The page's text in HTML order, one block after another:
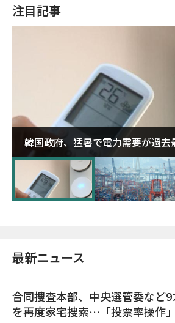
注目記事
韓国政府、猛暑で電力需要が過去
に需給対応体制を点検
最新ニュース
合同捜査本部、中央選管委など
を再度家宅捜索…「投票率操作